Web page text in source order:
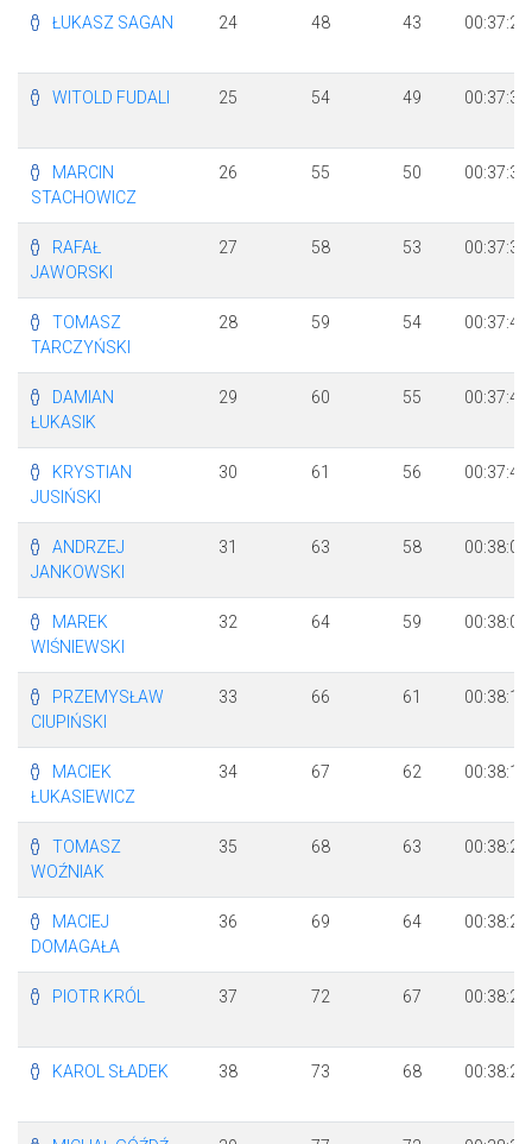
ŁUKASZ SAGAN 24 48 43 00:37:28
WITOLD FUDALI 25 54 49 00:37:33
MARCIN
STACHOWICZ
26 55 50 00:37:36
RAFAŁ
JAWORSKI
27 58 53 00:37:38
TOMASZ
TARCZYŃSKI
28 59 54 00:37:44
DAMIAN
ŁUKASIK
29 60 55 00:37:44
KRYSTIAN
JUSIŃSKI
30 61 56 00:37:44
ANDRZEJ
JANKOWSKI
31 63 58 00:38:02
MAREK
WIŚNIEWSKI
32 64 59 00:38:04
PRZEMYSŁAW
CIUPIŃSKI
33 66 61 00:38:16
MACIEK
ŁUKASIEWICZ
34 67 62 00:38:17
TOMASZ
WOŹNIAK
35 68 63 00:38:21
MACIEJ
DOMAGAŁA
36 69 64 00:38:23
PIOTR KRÓL 37 72 67 00:38:27
KAROL SŁADEK 38 73 68 00:38:27